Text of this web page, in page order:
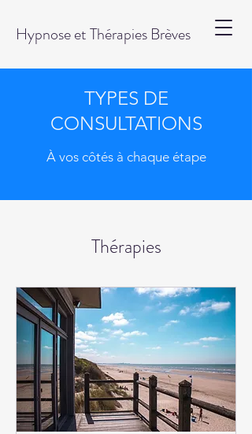
Hypnose et Thérapies Brèves
TYPES DE
CONSULTATIONS
À vos côtés à chaque étape
Thérapies